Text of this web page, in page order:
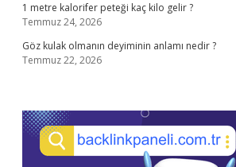
1 metre kalorifer peteği kaç kilo gelir ?
Temmuz 24, 2026
Göz kulak olmanın deyiminin anlamı nedir ?
Temmuz 22, 2026